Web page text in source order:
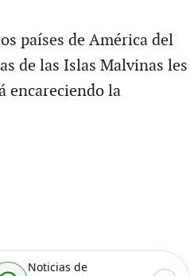
países de América del
de las Islas Malvinas les
encareciendo la
Noticias de